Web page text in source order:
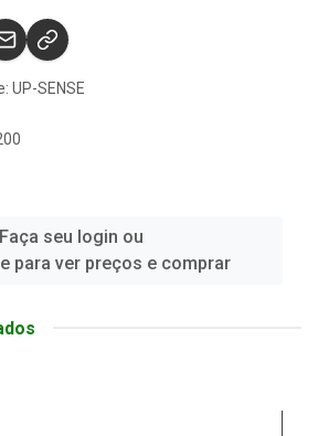
UP-SENSE
Faça seu login ou
para ver preços e comprar